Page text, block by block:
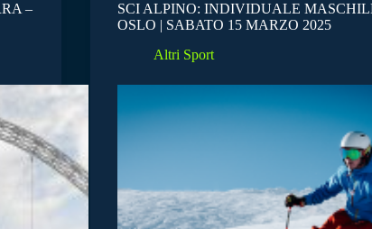
–
SCI ALPINO: INDIVIDUALE
OSLO | SABATO 15 MARZO 2025
Altri Sport